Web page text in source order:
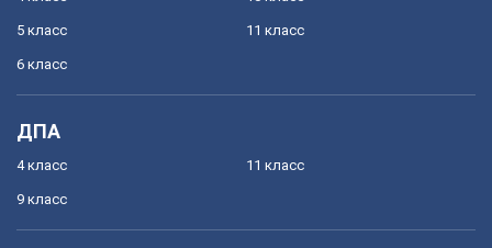
5 класс
6 класс
11 класс
ДПА
4 класс
9 класс
11 класс